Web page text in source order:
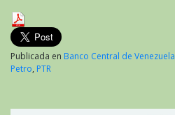
Publicada en Banco Central de Venezuela
Petro, PTR